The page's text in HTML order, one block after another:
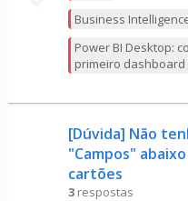
Business
Power BI Desktop:
primeiro dashboard
[Dúvida] Não
"Campos"
cartões
3 respostas